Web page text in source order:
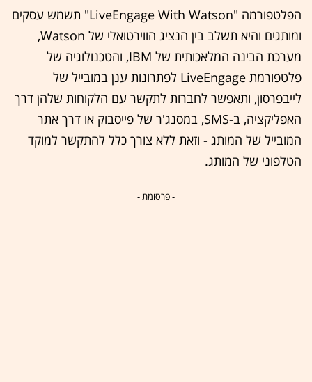
הפלטפורמה "LiveEngage With Watson" תשמש עסקים
ומותגים והיא תשלב בין הנציג הווירטואלי של Watson,
מערכת הבינה המלאכותית של IBM, והטכנולוגיה של
פלטפורמת LiveEngage לפתרונות ענן במובייל של
לייבפרסון, ותאפשר לחברות לתקשר עם הלקוחות שלהן דרך
האפליקציה, ב-SMS, במסנג'ר של פייסבוק או דרך אתר
המובייל של המותג - וזאת ללא צורך כלל להתקשר למוקד
הטלפוני של המותג.
- פרסומת -